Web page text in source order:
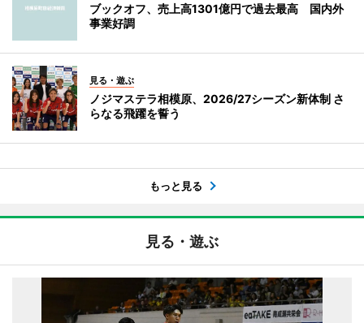
ブックオフ、売上高1301億円で過去最高 国内外
事業好調
見る・遊ぶ
ノジマステラ相模原、2026/27シーズン新体制 さ
らなる飛躍を誓う
もっと見る
見る・遊ぶ